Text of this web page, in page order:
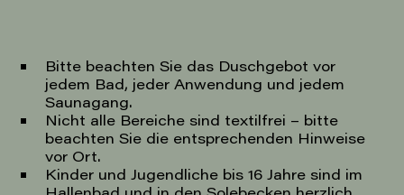
Bitte beachten Sie das Duschgebot vor
jedem Bad, jeder Anwendung und jedem
Saunagang.
Nicht alle Bereiche sind textilfrei – bitte
beachten Sie die entsprechenden Hinweise
vor Ort.
Kinder und Jugendliche bis 16 Jahre sind im